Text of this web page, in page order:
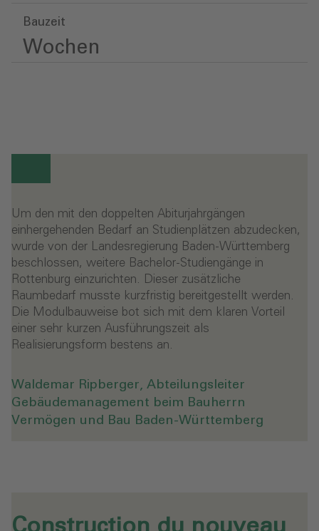
Bauzeit
Wochen
Um den mit den doppelten Abiturjahrgängen
einhergehenden Bedarf an Studienplätzen abzudecken,
wurde von der Landesregierung Baden-Württemberg
beschlossen, weitere Bachelor-Studiengänge in
Rottenburg einzurichten. Dieser zusätzliche
Raumbedarf musste kurzfristig bereitgestellt werden.
Die Modulbauweise bot sich mit dem klaren Vorteil
einer sehr kurzen Ausführungszeit als
Realisierungsform bestens an.
Waldemar Ripberger, Abteilungsleiter
Gebäudemanagement beim Bauherrn
Vermögen und Bau Baden-Württemberg